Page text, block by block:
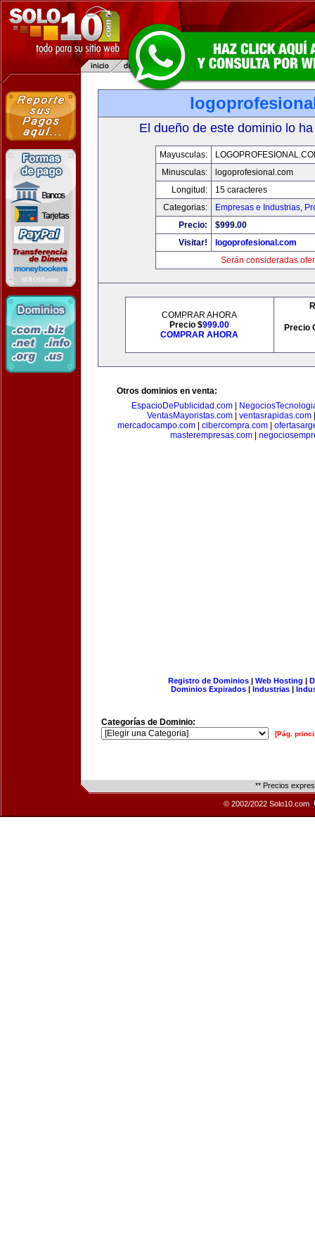
El dueño de este dominio lo
Mayusculas:
Minusculas:
logoprofesional.com
Longitud:
15 caracteres
Categorias:
Empresas e Industrias,
Precio:
$999.00
Visitar!
logoprofesional.com
Serán consideradas
COMPRAR AHORA
Precio $999.00
COMPRAR AHORA
Precio
Otros dominios en venta:
EspacioDePublicidad.com|
VentasMayoristas.com
ventasrapidas.com
mercadocampo.com
cibercompra.com
masterempresas.com|
Registro de Dominios| Web Hosting |
Dominios Expirados | Industrias |
Categorías de Dominio:
[Pág.
** Precios
© 2002/2022 Solo10.com